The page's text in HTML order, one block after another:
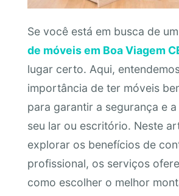
Se você está em busca de um
de móveis em Boa Viagem
lugar certo. Aqui,
importância de ter móveis
para garantir a segurança e
seu lar ou escritório. Neste
explorar os benefícios de
profissional, os serviços
como escolher o melhor